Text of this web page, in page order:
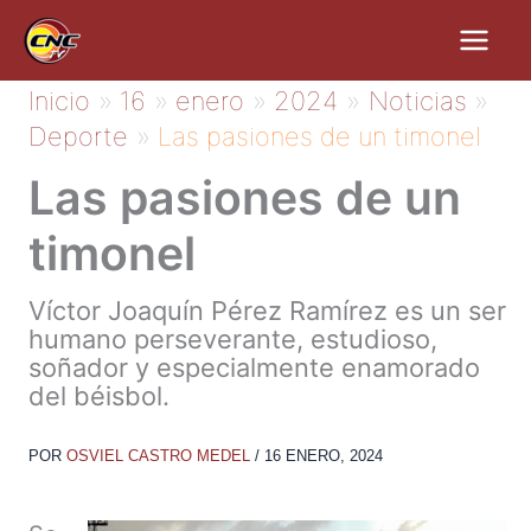
contenido
Inicio 16 enero 2024
Noticias
Deporte
Las pasiones de un timonel
Las pasiones de un
timonel
Víctor Joaquín Pérez Ramírez es un ser
humano perseverante, estudioso,
soñador y especialmente enamorado
del béisbol.
POR OSVIEL CASTRO MEDEL / 16 ENERO, 2024